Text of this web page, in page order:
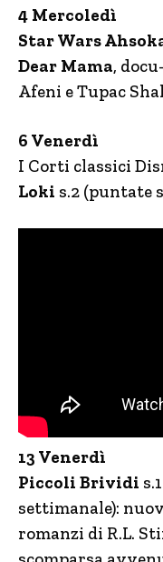
4 Mercoledì
Star Wars
Dear Mama,
Afeni e Tupac
6 Venerdì
I Corti classici
Loki s.2 (puntate
13 Venerdì
Piccoli Brividi
settimanale):
romanzi di R.L.